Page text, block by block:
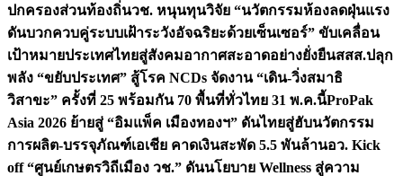
ปกครองส่วนท้องถิ่นวช. หนุนทุนวิจัย “นวัตกรรมห้องลดฝุ่นแรง
ดันบวกควบคู่ระบบเฝ้าระวังอัจฉริยะด้วยเซ็นเซอร์” ขับเคลื่อน
เป้าหมายประเทศไทยสู่สังคมอากาศสะอาดอย่างยั่งยืนสสส.ปลุก
พลัง “ขยับประเทศ” สู้โรค NCDs จัดงาน “เดิน-วิ่งสมาธิ
วิสาขะ” ครั้งที่ 25 พร้อมกัน 70 พื้นที่ทั่วไทย 31 พ.ค.นี้ProPak
Asia 2026 ย้ายสู่ “อิมแพ็ค เมืองทองฯ” ดันไทยสู่ฮับนวัตกรรม
การผลิต-บรรจุภัณฑ์เอเชีย คาดเงินสะพัด 5.5 พันล้านอว. Kick
off “ศูนย์เกษตรวิถีเมือง วช.” ดันนโยบาย Wellness สู่ความ